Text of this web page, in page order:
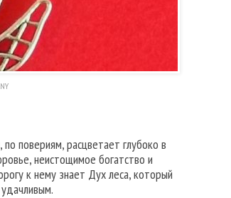
повериям, расцветает глубоко в
неистощимое богатство и
к нему знает Дух леса, который